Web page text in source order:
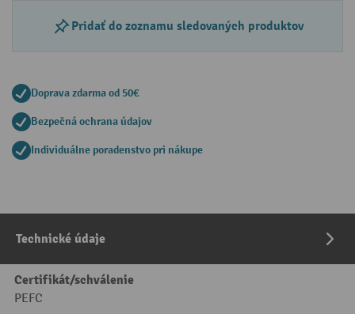
Pridať do zoznamu sledovaných produktov
Doprava zdarma od 50€
Bezpečná ochrana údajov
Individuálne poradenstvo pri nákupe
Technické údaje
Certifikát/schválenie
PEFC